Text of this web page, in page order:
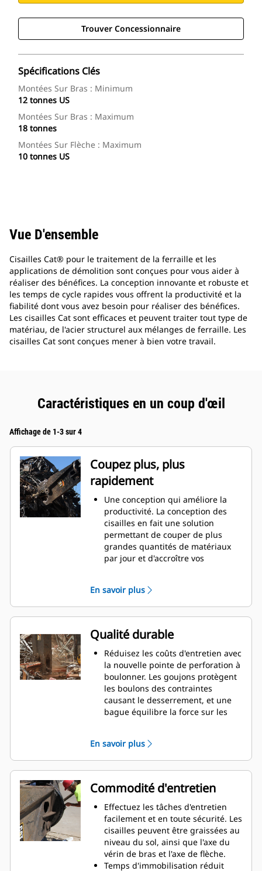
Trouver Concessionnaire
Spécifications Clés
Montées Sur Bras : Minimum
12 tonnes US
Montées Sur Bras : Maximum
18 tonnes
Montées Sur Flèche : Maximum
10 tonnes US
Vue D'ensemble
Cisailles Cat® pour le traitement de la ferraille et les
applications de démolition sont conçues pour vous aider à
réaliser des bénéfices. La conception innovante et robuste et
les temps de cycle rapides vous offrent la productivité et la
fiabilité dont vous avez besoin pour réaliser des bénéfices.
Les cisailles Cat sont efficaces et peuvent traiter tout type de
matériau, de l'acier structurel aux mélanges de ferraille. Les
cisailles Cat sont conçues mener à bien votre travail.
Caractéristiques en un coup d'œil
Affichage de 1-3 sur 4
Coupez plus, plus
rapidement
Une conception qui améliore la
productivité. La conception des
cisailles en fait une solution
permettant de couper de plus
grandes quantités de matériaux
par jour et d'accroître vos
taille du cylindre, la profondeur et
l'ouverture des mâchoires ainsi
que la longueur du jalon de
nivellement.
Augmentez vos performances de
coupe jusqu'à 15 % et réduisez
l'usure des lames grâce à la
conception à double mâchoire à
arête incurvée et déport.
Positionnez avec précision les
mâchoires dans une position de
présent sur la série S3000.
La puissance est adaptée tout au
long du cycle de coupe.
Les cisailles sont optimisées pour
les pelles hydrauliques Cat pour
assurer une compatibilité, des
temps de cycle courts et une plage
de mouvement appropriés.
Augmentez vos performances de
coupe avec des plaques
intercalaires coniques qui
En savoir plus
Qualité durable
Réduisez les coûts d'entretien avec
la nouvelle pointe de perforation à
boulonner. Les goujons protègent
les boulons des contraintes
causant le desserrement, et une
bague équilibre la force sur les
Travaillez en toute confiance lors
des applications hydrauliques
exigeantes. La plupart des
composants hydrauliques sont
conçus avec des coefficients de
sécurité allant de 4 à 1 et peuvent
supporter des pics de pression
jusqu'à 20 000 psi (1 378 bar).
Ils rallongent la durée de vie
globale grâce à la plaque solide
qui compose la mâchoire
En savoir plus
Commodité d'entretien
Effectuez les tâches d'entretien
facilement et en toute sécurité. Les
cisailles peuvent être graissées au
niveau du sol, ainsi que l'axe du
vérin de bras et l'axe de flèche.
Temps d'immobilisation réduit